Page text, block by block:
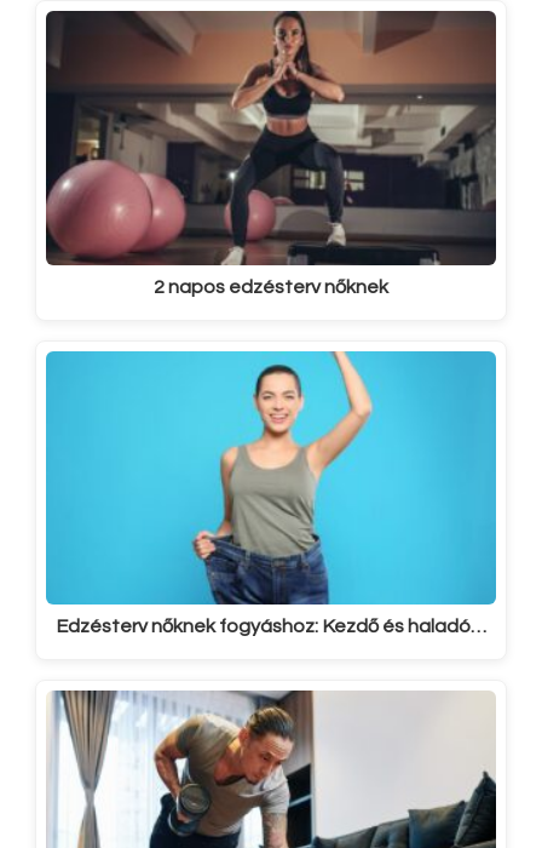
2 napos edzésterv nőknek
Edzésterv nőknek fogyáshoz: Kezdő és haladó…